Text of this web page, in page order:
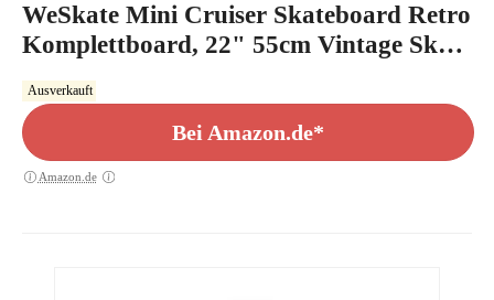
WeSkate Mini Cruiser Skateboard Retro
Komplettboard, 22" 55cm Vintage Skate
Board mit Kunststoff Deck und
blinkenden LED-rollen, Cruiser-Board
mit LED Leuchtrollen für Erwachsene
Kinder Jungen Mädchen
Ausverkauft
Bei Amazon.de*
Amazon.de